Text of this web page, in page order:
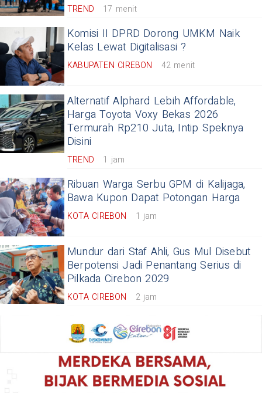
TREND 17 menit
Komisi II DPRD Dorong UMKM Naik
Kelas Lewat Digitalisasi ?
KABUPATEN CIREBON 42 menit
Alternatif Alphard Lebih Affordable,
Harga Toyota Voxy Bekas 2026
Termurah Rp210 Juta, Intip Speknya
Disini
TREND 1 jam
Ribuan Warga Serbu GPM di Kalijaga,
Bawa Kupon Dapat Potongan Harga
KOTA CIREBON 1 jam
Mundur dari Staf Ahli, Gus Mul Disebut
Berpotensi Jadi Penantang Serius di
Pilkada Cirebon 2029
KOTA CIREBON 2 jam